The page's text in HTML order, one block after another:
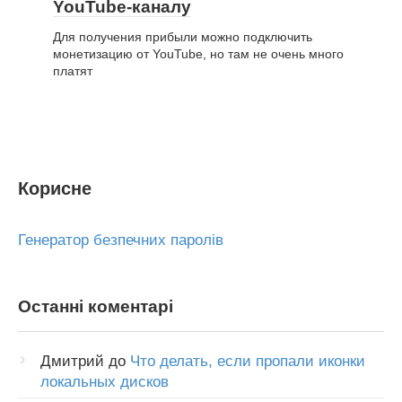
YouTube-каналу
Для получения прибыли можно подключить
монетизацию от YouTube, но там не очень много
платят
Корисне
Генератор безпечних паролів
Останні коментарі
Дмитрий до Что делать, если пропали иконки
локальных дисков